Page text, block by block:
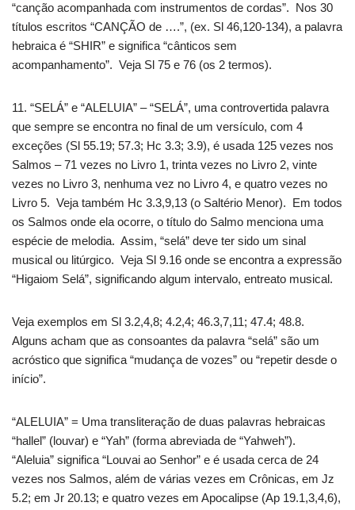
“canção acompanhada com instrumentos de cordas”. Nos 30
títulos escritos “CANÇÃO de ….”, (ex. Sl 46,120-134), a palavra
hebraica é “SHIR” e significa “cânticos sem
acompanhamento”. Veja Sl 75 e 76 (os 2 termos).
11. “SELÁ” e “ALELUIA” – “SELÁ”, uma controvertida palavra
que sempre se encontra no final de um versículo, com 4
exceções (Sl 55.19; 57.3; Hc 3.3; 3.9), é usada 125 vezes nos
Salmos – 71 vezes no Livro 1, trinta vezes no Livro 2, vinte
vezes no Livro 3, nenhuma vez no Livro 4, e quatro vezes no
Livro 5. Veja também Hc 3.3,9,13 (o Saltério Menor). Em todos
os Salmos onde ela ocorre, o título do Salmo menciona uma
espécie de melodia. Assim, “selá” deve ter sido um sinal
musical ou litúrgico. Veja Sl 9.16 onde se encontra a expressão
“Higaiom Selá”, significando algum intervalo, entreato musical.
Veja exemplos em Sl 3.2,4,8; 4.2,4; 46.3,7,11; 47.4; 48.8.
Alguns acham que as consoantes da palavra “selá” são um
acróstico que significa “mudança de vozes” ou “repetir desde o
início”.
“ALELUIA” = Uma transliteração de duas palavras hebraicas
“hallel” (louvar) e “Yah” (forma abreviada de “Yahweh”).
“Aleluia” significa “Louvai ao Senhor” e é usada cerca de 24
vezes nos Salmos, além de várias vezes em Crônicas, em Jz
5.2; em Jr 20.13; e quatro vezes em Apocalipse (Ap 19.1,3,4,6),